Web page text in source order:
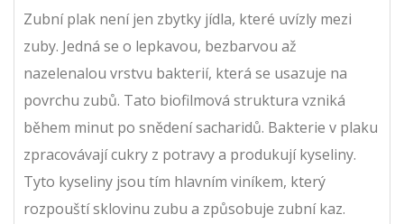
Zubní plak není jen zbytky jídla, které uvízly mezi
zuby. Jedná se o lepkavou, bezbarvou až
nazelenalou vrstvu bakterií, která se usazuje na
povrchu zubů. Tato biofilmová struktura vzniká
během minut po snědení sacharidů. Bakterie v plaku
zpracovávají cukry z potravy a produkují kyseliny.
Tyto kyseliny jsou tím hlavním viníkem, který
rozpouští sklovinu zubu a způsobuje zubní kaz.